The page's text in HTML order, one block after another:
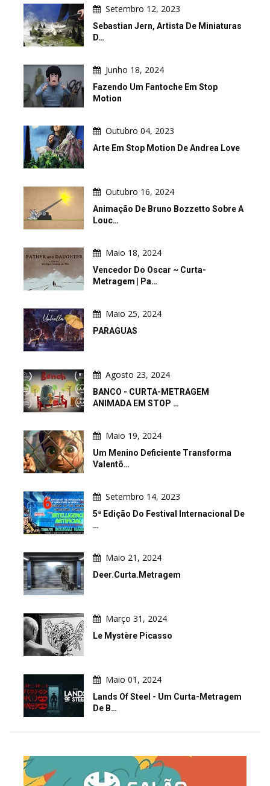
Setembro 12, 2023
Sebastian Jern, Artista De Miniaturas
D…
Junho 18, 2024
Fazendo Um Fantoche Em Stop
Motion
Outubro 04, 2023
Arte Em Stop Motion De Andrea Love
Outubro 16, 2024
Animação De Bruno Bozzetto Sobre A
Louc…
Maio 18, 2024
Vencedor Do Oscar ~ Curta-
Metragem | Pa…
Maio 25, 2024
PARAGUAS
Agosto 23, 2024
BANCO - CURTA-METRAGEM
ANIMADA EM STOP …
Maio 19, 2024
Um Menino Deficiente Transforma
Valentõ…
Setembro 14, 2023
5ª Edição Do Festival Internacional De
…
Maio 21, 2024
Deer.Curta.metragem
Março 31, 2024
Le Mystère Picasso
Maio 01, 2024
Lands Of Steel - Um Curta-Metragem
De B…